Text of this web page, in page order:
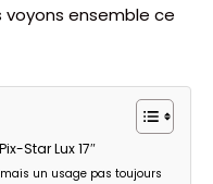
ensemble ce
Star Lux 17″
un usage pas toujours